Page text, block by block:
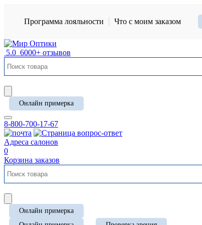
Программа лояльности Что с моим заказом
5.0 6000+ отзывов
Онлайн примерка
8-800-700-17-67
Адреса салонов
0
Корзина заказов
Онлайн примерка